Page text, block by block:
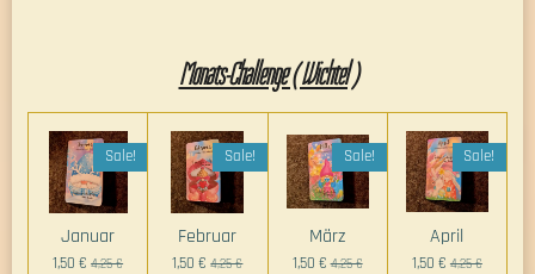
Monats-Challenge ( Wichtel )
Sale!
Januar
1,50 € 4,25 €
Sale!
Februar
1,50 € 4,25 €
Sale!
März
1,50 € 4,25 €
Sale!
April
1,50 € 4,25 €